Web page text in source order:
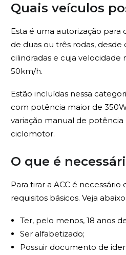
Quais veículos
Esta é uma autorização
de duas ou três rodas, desde
cilindradas e cuja velocidade
50km/h.
Estão incluídas nessa
com potência maior de
variação manual de
ciclomotor.
O que é
Para tirar a ACC é
requisitos básicos. Veja abaixo:
Ter, pelo menos, 18 anos
Ser alfabetizado;
Possuir documento de